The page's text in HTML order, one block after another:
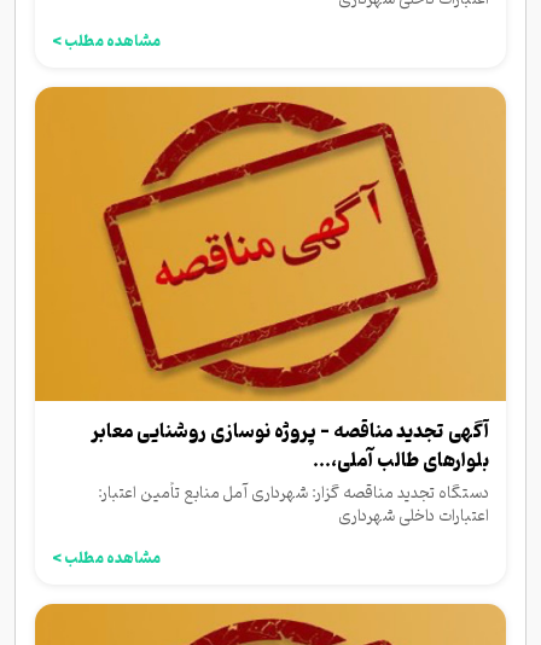
مشاهده مطلب >
آگهی تجدید مناقصه - پروژه نوسازی روشنایی معابر
بلوارهای طالب آملی،...
دستگاه تجدید مناقصه گزار: شهرداری آمل منابع تأمین اعتبار:
اعتبارات داخلی شهرداری
مشاهده مطلب >